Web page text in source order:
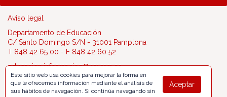
Aviso legal
Departamento de Educación
C/ Santo Domingo S/N - 31001 Pamplona
T 848 42 65 00 - F 848 42 60 52
educacion.informacion@navarra.es
Aceptar
Este sitio web usa cookies para mejorar la forma en
que le ofrecemos información mediante el análisis de
sus hábitos de navegación. Si continúa navegando sin